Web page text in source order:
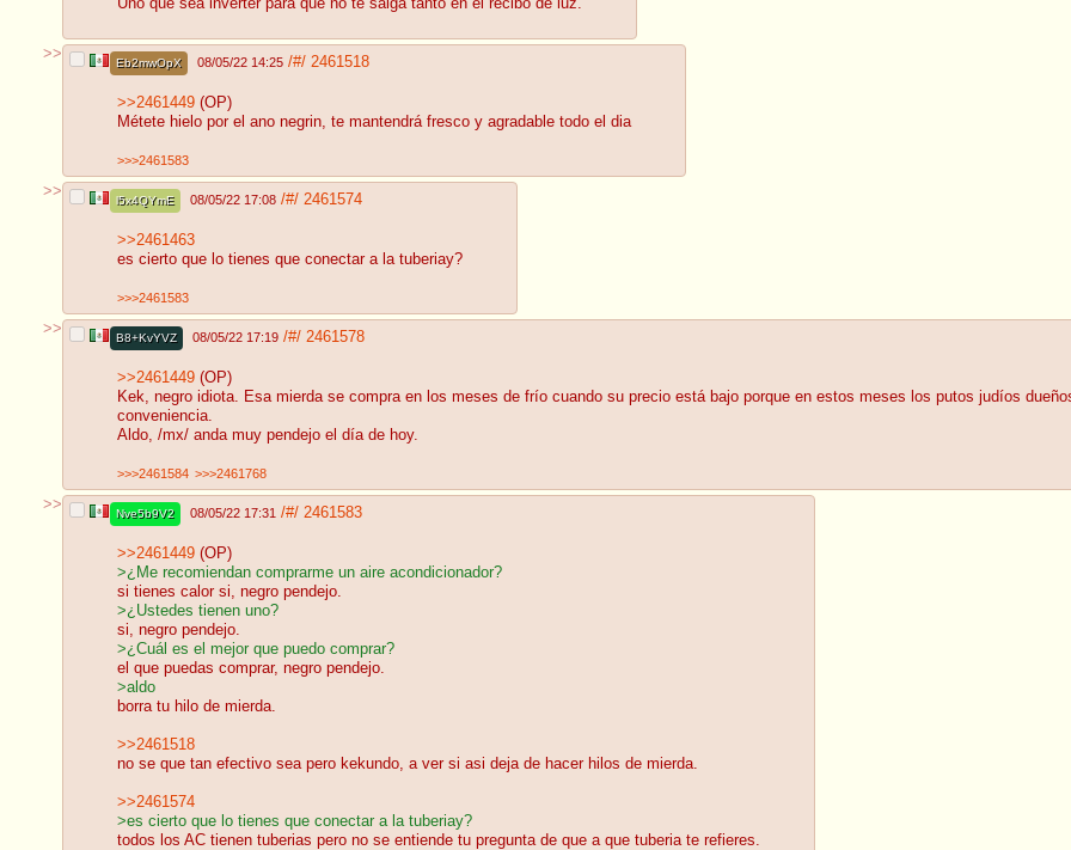
>>
Eb2mwOpX 08/05/22 14:25 /#/ 2461518
>>2461449 (OP)
Métete hielo por el ano negrin, te mantendrá fresco y agradable todo el dia
>>>2461583
>>
l5x4QYmE 08/05/22 17:08 /#/ 2461574
>>2461463
es cierto que lo tienes que conectar a la tuberiay?
>>>2461583
>>
B8+KvYVZ 08/05/22 17:19 /#/ 2461578
>>2461449 (OP)
Kek, negro idiota. Esa mierda se compra en los meses de frío cuando su precio está bajo porque en estos meses los putos judíos
conveniencia.
Aldo, /mx/ anda muy pendejo el día de hoy.
>>>2461584 >>>2461768
>>
Nve5b9V2 08/05/22 17:31 /#/ 2461583
>>2461449 (OP)
>¿Me recomiendan comprarme un aire acondicionador?
si tienes calor si, negro pendejo.
>¿Ustedes tienen uno?
si, negro pendejo.
>¿Cuál es el mejor que puedo comprar?
el que puedas comprar, negro pendejo.
>aldo
borra tu hilo de mierda.
>>2461518
no se que tan efectivo sea pero kekundo, a ver si asi deja de hacer hilos de mierda.
>>2461574
>es cierto que lo tienes que conectar a la tuberiay?
todos los AC tienen tuberias pero no se entiende tu pregunta de que a que tuberia te refieres.